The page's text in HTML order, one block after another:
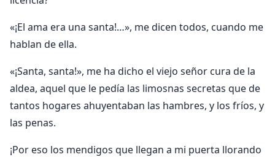
«¡El ama era una santa!…», me dicen todos, cuando me
hablan de ella.
«¡Santa, santa!», me ha dicho el viejo señor cura de la
aldea, aquel que le pedía las limosnas secretas que de
tantos hogares ahuyentaban las hambres, y los fríos, y
las penas.
¡Por eso los mendigos que llegan a mi puerta llorando